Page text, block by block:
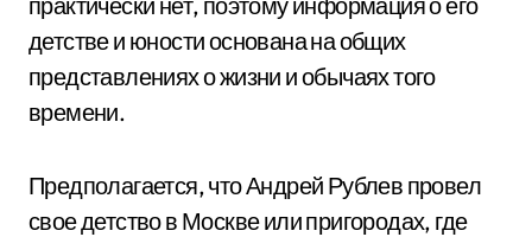
детстве и юности основана на общих
представлениях о жизни и обычаях того
времени.
Предполагается, что Андрей Рублев провел
свое детство в Москве или пригородах, где